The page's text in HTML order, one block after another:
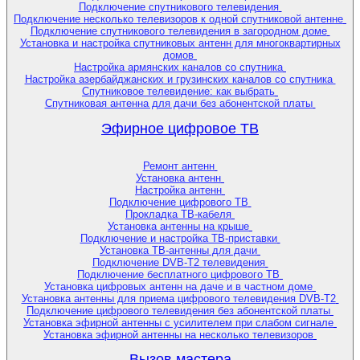
Подключение спутникового телевидения
Подключение несколько телевизоров к одной спутниковой антенне
Подключение спутникового телевидения в загородном доме
Установка и настройка спутниковых антенн для многоквартирных
домов
Настройка армянских каналов со спутника
Настройка азербайджанских и грузинских каналов со спутника
Спутниковое телевидение: как выбрать
Спутниковая антенна для дачи без абонентской платы
Эфирное цифровое ТВ
Ремонт антенн
Установка антенн
Настройка антенн
Подключение цифрового ТВ
Прокладка ТВ-кабеля
Установка антенны на крыше
Подключение и настройка ТВ-приставки
Установка ТВ-антенны для дачи
Подключение DVB-T2 телевидения
Подключение бесплатного цифрового ТВ
Установка цифровых антенн на даче и в частном доме
Установка антенны для приема цифрового телевидения DVB-T2
Подключение цифрового телевидения без абонентской платы
Установка эфирной антенны с усилителем при слабом сигнале
Установка эфирной антенны на несколько телевизоров